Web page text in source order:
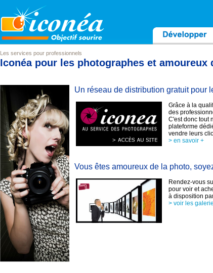
Les services pour professionnels
Iconéa pour les photographes et amoureux
Un réseau de distribution gratuit pour
Grâce à la
des
C'est donc tout
plateforme
vendre leurs
> en savoir +
Vous êtes amoureux de la photo,
Rendez-vous
pour voir et
à disposition
> voir les